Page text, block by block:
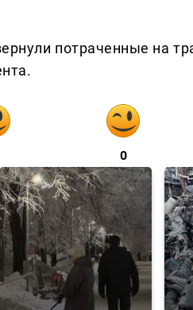
потраченные на
0